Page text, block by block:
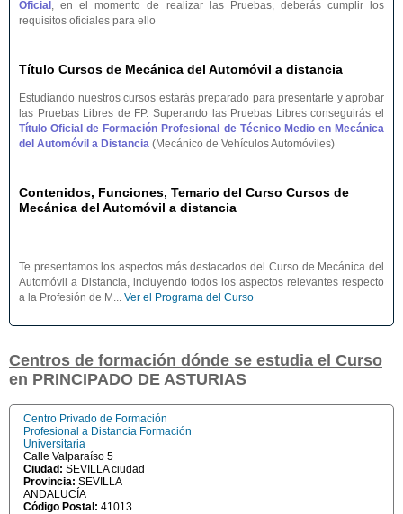
Oficial , en el momento de realizar las Pruebas, deberás cumplir los
requisitos oficiales para ello
Título Cursos de Mecánica del Automóvil a distancia
Estudiando nuestros cursos estarás preparado para presentarte y aprobar
las Pruebas Libres de FP. Superando las Pruebas Libres conseguirás el
Título Oficial de Formación Profesional de Técnico Medio en Mecánica
del Automóvil a Distancia (Mecánico de Vehículos Automóviles)
Contenidos, Funciones, Temario del Curso Cursos de
Mecánica del Automóvil a distancia
Te presentamos los aspectos más destacados del Curso de Mecánica del
Automóvil a Distancia, incluyendo todos los aspectos relevantes respecto
a la Profesión de M... Ver el Programa del Curso
Centros de formación dónde se estudia el Curso
en PRINCIPADO DE ASTURIAS
Centro Privado de Formación
Profesional a Distancia Formación
Universitaria
Calle Valparaíso 5
Ciudad: SEVILLA ciudad
Provincia: SEVILLA
ANDALUCÍA
Código Postal: 41013